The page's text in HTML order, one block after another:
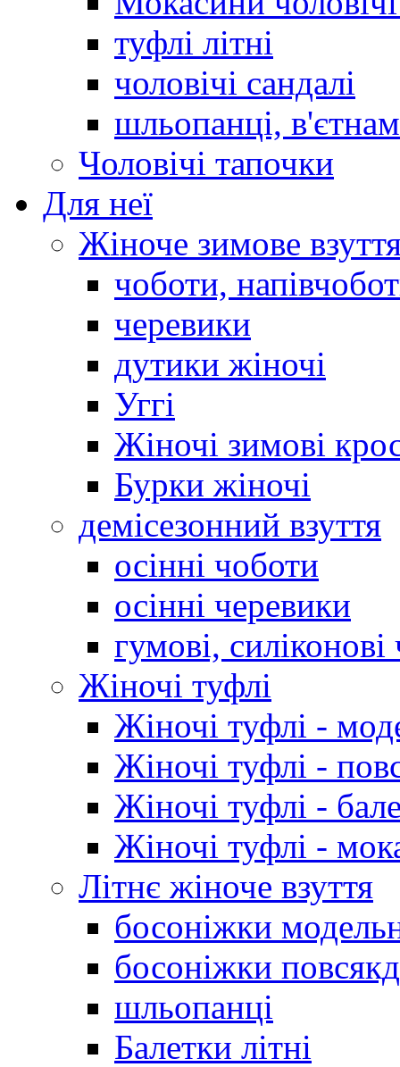
туфлі літні
чоловічі сандалі
шльопанці,
Чоловічі тапочки
Для неї
Жіноче зимове
чоботи,
черевики
дутики жіночі
Уггі
Жіночі зимові
Бурки жіночі
демісезонний взуття
осінні чоботи
осінні черевики
гумові,
Жіночі туфлі
Жіночі туфлі -
Жіночі туфлі -
Жіночі туфлі -
Жіночі туфлі -
Літнє жіноче взуття
босоніжки
босоніжки
шльопанці
Балетки літні